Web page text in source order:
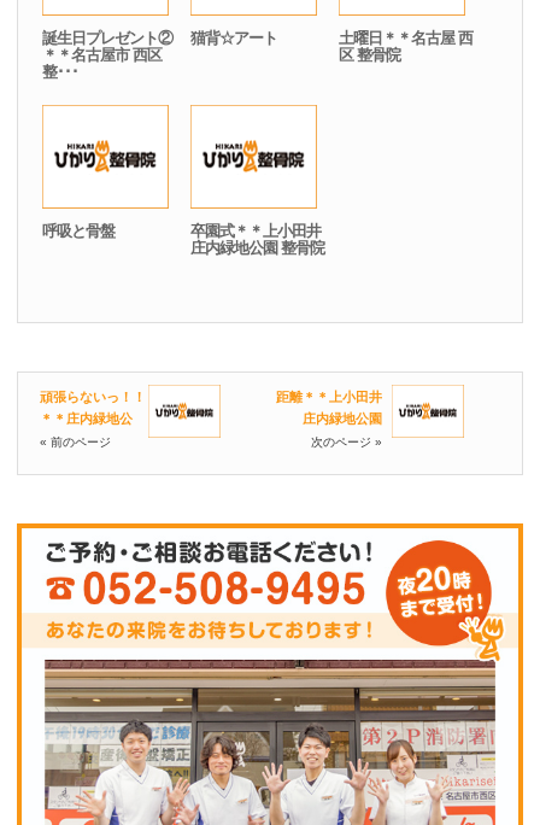
誕生日プレゼント②
＊＊名古屋市 西区
整･･･
猫背☆アート
土曜日＊＊名古屋 西
区 整骨院
呼吸と骨盤
卒園式＊＊上小田井
庄内緑地公園 整骨院
頑張らないっ！！
＊＊庄内緑地公
« 前のページ
距離＊＊上小田井
庄内緑地公園
次のページ »